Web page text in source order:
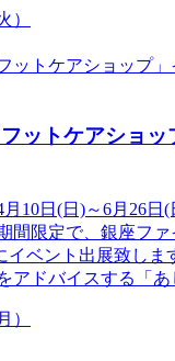
）
ットケアショッ
10日(日)～6月26日(
間限定で、銀座ファ
イベント出展致し
アドバイスする「
）